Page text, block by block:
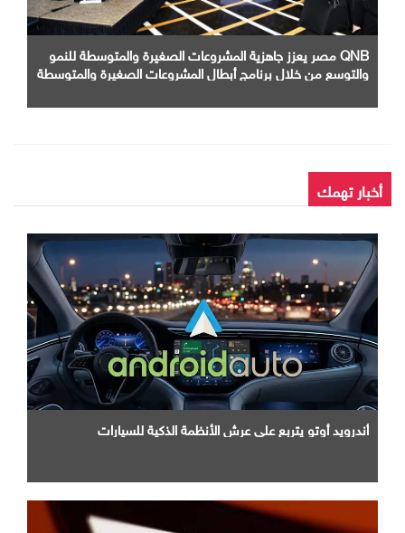
QNB مصر يعزز جاهزية المشروعات الصغيرة والمتوسطة للنمو
والتوسع من خلال برنامج أبطال المشروعات الصغيرة والمتوسطة
أخبار تهمك
أندرويد أوتو يتربع علي عرش الأنظمة الذكية للسيارات